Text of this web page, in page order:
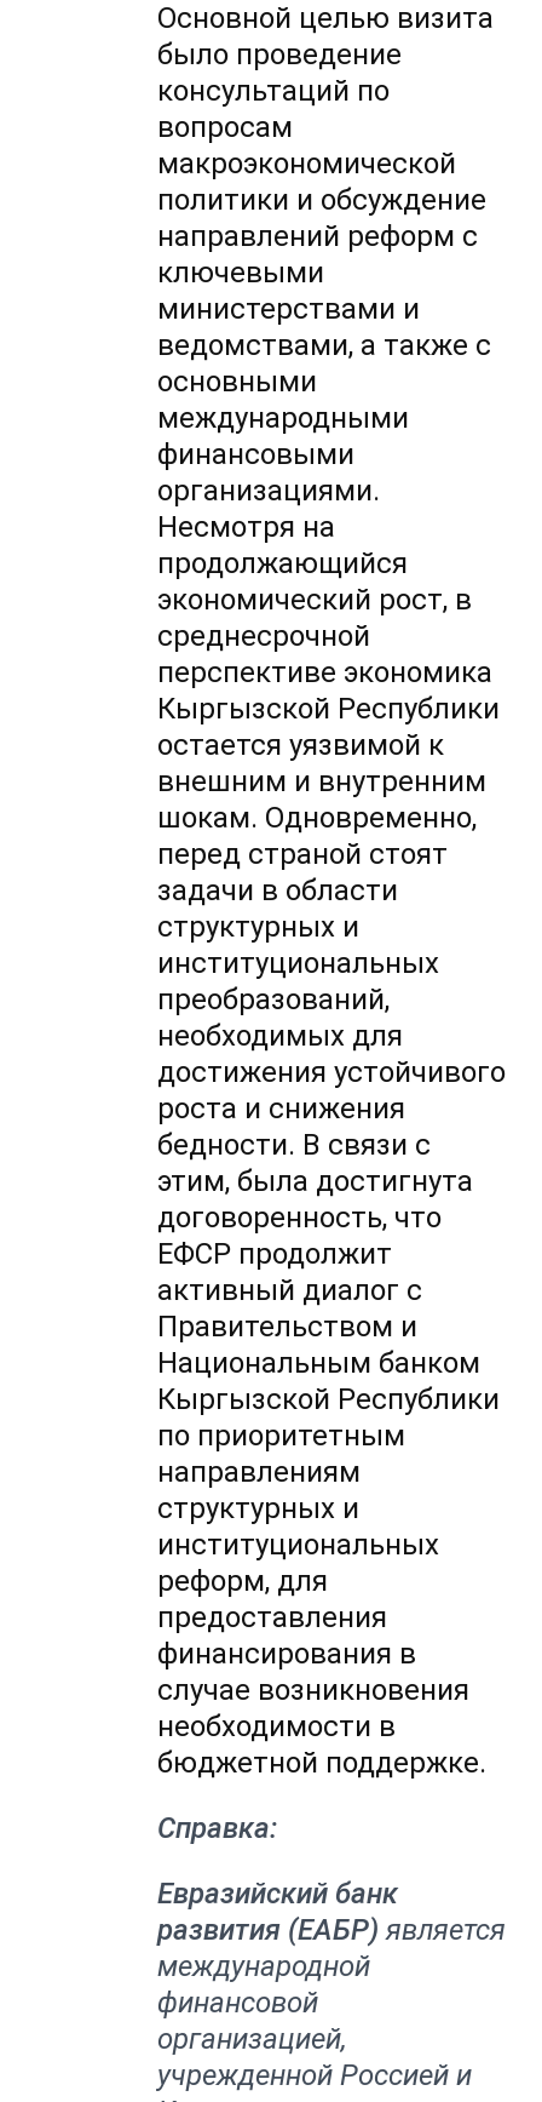
Основной целью визита
было проведение
консультаций по
вопросам
макроэкономической
политики и обсуждение
направлений реформ с
ключевыми
министерствами и
ведомствами, а также с
основными
международными
финансовыми
организациями.
Несмотря на
продолжающийся
экономический рост, в
среднесрочной
перспективе экономика
Кыргызской Республики
остается уязвимой к
внешним и внутренним
шокам. Одновременно,
перед страной стоят
задачи в области
структурных и
институциональных
преобразований,
необходимых для
достижения устойчивого
роста и снижения
бедности. В связи с
этим, была достигнута
договоренность, что
ЕФСР продолжит
активный диалог с
Правительством и
Национальным банком
Кыргызской Республики
по приоритетным
направлениям
структурных и
институциональных
реформ, для
предоставления
финансирования в
случае возникновения
необходимости в
бюджетной поддержке.
Справка:
Евразийский банк
развития (ЕАБР)является
международной
финансовой
организацией,
учрежденной Россией и